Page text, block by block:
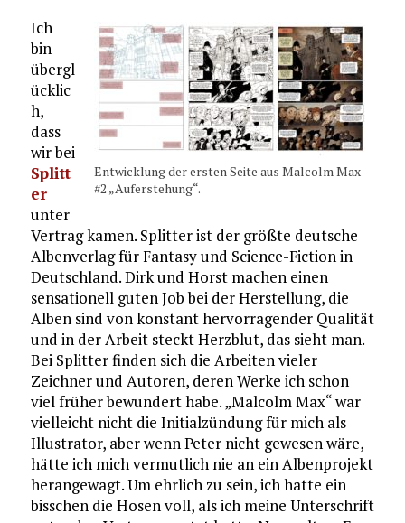
Entwicklung der ersten Seite aus Malcolm Max
#2 „Auferstehung“.
Ich
bin
übergl
ücklic
h,
dass
wir bei
Splitt
er
unter
Vertrag kamen. Splitter ist der größte deutsche
Albenverlag für Fantasy und Science-Fiction in
Deutschland. Dirk und Horst machen einen
sensationell guten Job bei der Herstellung, die
Alben sind von konstant hervorragender Qualität
und in der Arbeit steckt Herzblut, das sieht man.
Bei Splitter finden sich die Arbeiten vieler
Zeichner und Autoren, deren Werke ich schon
viel früher bewundert habe. „Malcolm Max“ war
vielleicht nicht die Initialzündung für mich als
Illustrator, aber wenn Peter nicht gewesen wäre,
hätte ich mich vermutlich nie an ein Albenprojekt
herangewagt. Um ehrlich zu sein, ich hatte ein
bisschen die Hosen voll, als ich meine Unterschrift